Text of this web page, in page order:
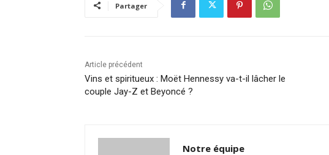
Partager
Article précédent
Vins et spiritueux : Moët Hennessy va-t-il lâcher le
couple Jay-Z et Beyoncé ?
Notre équipe